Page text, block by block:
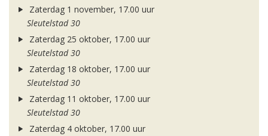
Zaterdag 1 november, 17.00 uur
Sleutelstad 30
Zaterdag 25 oktober, 17.00 uur
Sleutelstad 30
Zaterdag 18 oktober, 17.00 uur
Sleutelstad 30
Zaterdag 11 oktober, 17.00 uur
Sleutelstad 30
Zaterdag 4 oktober, 17.00 uur